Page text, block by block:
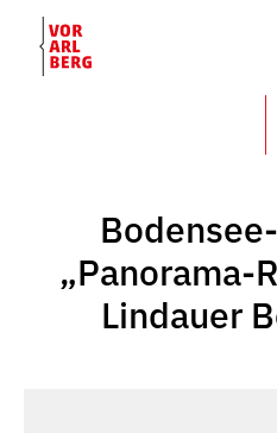
„Panorama-
Lindauer